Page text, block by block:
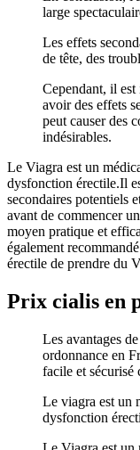
large
Les effets
de tête, des
Cependant, il
avoir des effets
peut causer des
indésirables.
Le Viagra est un
dysfonction érectile.Il
secondaires potentiels
avant de commencer
moyen pratique et
également
érectile de prendre du
Prix cialis en
Les avantages
ordonnance en
facile et sécurisé
Le viagra est un
dysfonction